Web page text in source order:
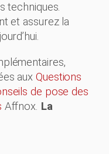
techniques.
et assurez la
aux Questions
de pose des
Affnox. La